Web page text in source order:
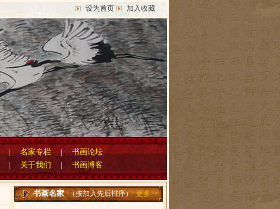
设为首页 加入收藏
|名家专栏 | 书画论坛
| 关于我们 | 书画博客
书画名家 （按加入先后排序） 更多>>